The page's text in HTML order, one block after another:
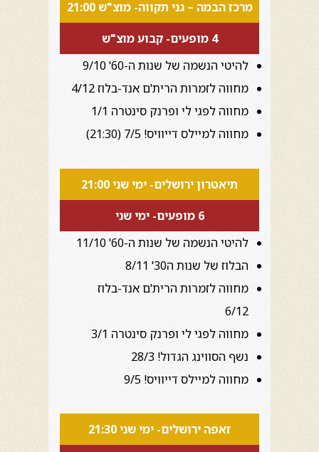
מרכז הבמה – גני תקווה- מוצ"ש 21:00
4 מופעים- קבוע מוצ"ש
להיטי הנשמה של שנות ה-60' 9/10
מחווה לזמרות הרית'ם אנד-בלוז 4/12
מחווה לפגי לי ופרנק סינטרה 1/1
מחווה למיילס דייוויס! 7/5 (21:30)
תיאטרון ירושלים- ימי שני 21:00
6 מופעים- ימי שני
להיטי הנשמה של שנות ה-60' 11/10
הבלוז של שנות ה30' 8/11
מחווה לזמרות הרית'ם אנד-בלוז
6/12
מחווה לפגי לי ופרנק סינטרה 3/1
נשף הסווינג הגדול! 28/3
מחווה למיילס דייוויס! 9/5
זאפה ירושלים- ימי שני 21:30